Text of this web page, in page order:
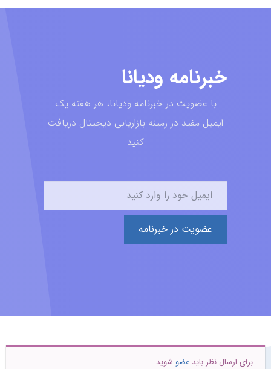
خبرنامه ودیانا
با عضویت در خبرنامه ودیانا، هر هفته یک
ایمیل مفید در زمینه بازاریابی دیجیتال دریافت
کنید
عضویت در خبرنامه
برای ارسال نظر باید عضو شوید.